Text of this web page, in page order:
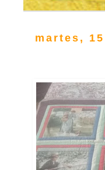
martes,